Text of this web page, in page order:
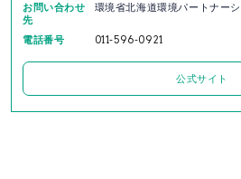
お問い合わせ
先
環境省北海道環境パートナー
電話番号 011-596-0921
公式サイト